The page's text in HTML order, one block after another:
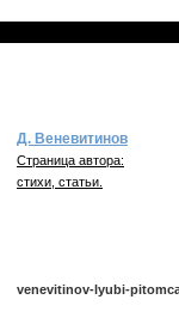
Д. Веневитинов
Страница автора:
стихи, статьи.
venevitinov-lyubi-